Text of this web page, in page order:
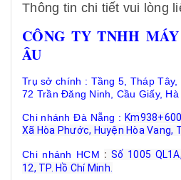
Thông tin chi tiết vui lòng
CÔNG TY TNHH
ÂU
Trụ sở chính : Tầng 5, Tháp Tây,
72 Trần Đăng Ninh, Cầu Giấy, Hà
Chi nhánh Đà Nẵng :
Xã Hòa Phước, Huyện Hòa Vang,
Chi nhánh HCM : Số 1005
12, TP. Hồ Chí Minh.